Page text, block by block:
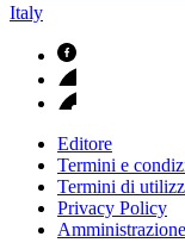
Italy
Editore
Termini e
Termini di
Privacy Policy